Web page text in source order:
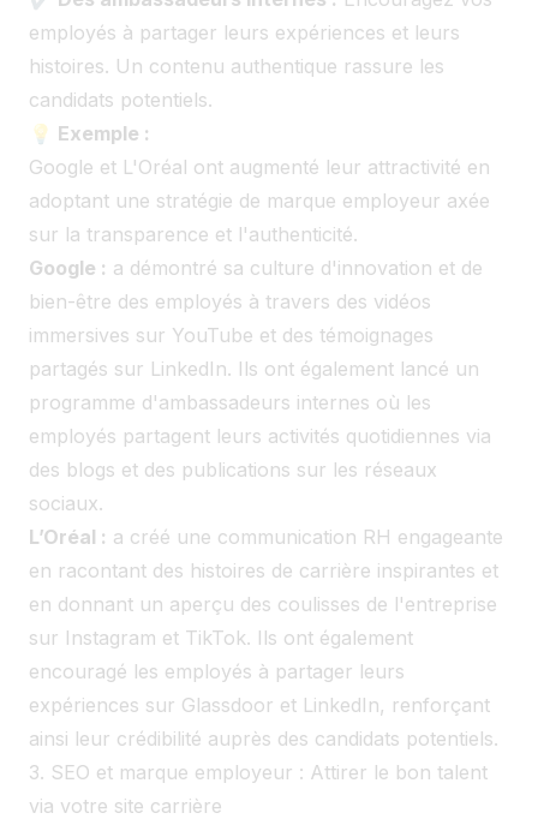
employés à partager leurs expériences et leurs
histoires. Un contenu authentique rassure les
candidats potentiels.
💡 Exemple :
Google et L'Oréal ont augmenté leur attractivité en
adoptant une stratégie de marque employeur axée
sur la transparence et l'authenticité.
Google : a démontré sa culture d'innovation et de
bien-être des employés à travers des vidéos
immersives sur YouTube et des témoignages
partagés sur LinkedIn. Ils ont également lancé un
programme d'ambassadeurs internes où les
employés partagent leurs activités quotidiennes via
des blogs et des publications sur les réseaux
sociaux.
L’Oréal : a créé une communication RH engageante
en racontant des histoires de carrière inspirantes et
en donnant un aperçu des coulisses de l'entreprise
sur Instagram et TikTok. Ils ont également
encouragé les employés à partager leurs
expériences sur Glassdoor et LinkedIn, renforçant
ainsi leur crédibilité auprès des candidats potentiels.
3. SEO et marque employeur : Attirer le bon talent
via votre site carrière